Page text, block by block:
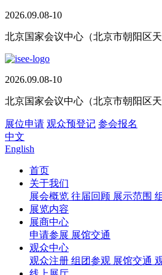
2026.09.08-10
北京国家会议中心（北京市朝阳区天
2026.09.08-10
北京国家会议中心（北京市朝阳区天
展位申请 观众预登记 参会报名
中文
English
首页
关于我们
展会概览 往届回顾 展示范围
展览内容
展商中心
申请参展 展馆交通
观众中心
观众注册 组团参观 展馆交通